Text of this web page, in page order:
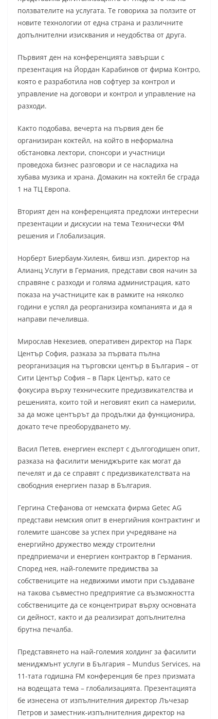
ползвателите на услугата. Те говориха за ползите от
новите технологии от една страна и различните
допълнителни изисквания и неудобства от друга.
Първият ден на конференцията завърши с
презентация на Йордан Карабинов от фирма Контро,
която е разработила нов софтуер за контрол и
управление на договори и контрол и управление на
разходи.
Както подобава, вечерта на първия ден бе
организиран коктейл, на който в неформална
обстановка лектори, спонсори и участници
проведоха бизнес разговори и се насладиха на
хубава музика и храна. Домакин на коктейл бе сграда
1 на ТЦ Европа.
Вторият ден на конференцията предложи интересни
презентации и дискусии на тема Технически ФМ
решения и Глобализация.
Норберт Биербаум-Хилеян, бивш изп. директор на
Алианц Услуги в Германия, представи своя начин за
справяне с разходи и голяма администрация, като
показа на участниците как в рамките на няколко
години е успял да реорганизира компанията и да я
направи печеливша.
Мирослав Некезиев, оперативен директор на Парк
Център София, разказа за първата пълна
реорганизация на търговски център в България – от
Сити Център София – в Парк Център, като се
фокусира върху техническите предизвикателства и
решенията, които той и неговият екип са намерили,
за да може центърът да продължи да функционира,
докато тече преоборудването му.
Васил Петев, енергиен експерт с дългогодишен опит,
разказа на фасилити мениджърите как могат да
печелят и да се справят с предизвикателствата на
свободния енергиен пазар в България.
Гергина Стефанова от немската фирма Getec AG
представи немския опит в енергийния контрактинг и
големите шансове за успех при учредяване на
енергийно дружество между строителни
предприемачи и енергиен контрактор в Германия.
Според нея, най-големите предимства за
собствениците на недвижими имоти при създаване
на такова съвместно предприятие са възможността
собствениците да се концентрират върху основната
си дейност, както и да реализират допълнителна
брутна печалба.
Представянето на най-големия холдинг за фасилити
мениджмънт услуги в България – Mundus Services, на
11-тата годишна FM конференция бе през призмата
на водещата тема – глобализацията. Презентацията
бе изнесена от изпълнителния директор Лъчезар
Петров и заместник-изпълнителния директор на